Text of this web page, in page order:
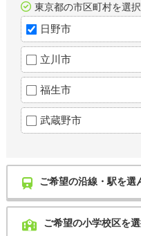
東京都の市区町村を選択
日野市
立川市
福生市
武蔵野市
ご希望の沿線・駅を選
ご希望の小学校区を